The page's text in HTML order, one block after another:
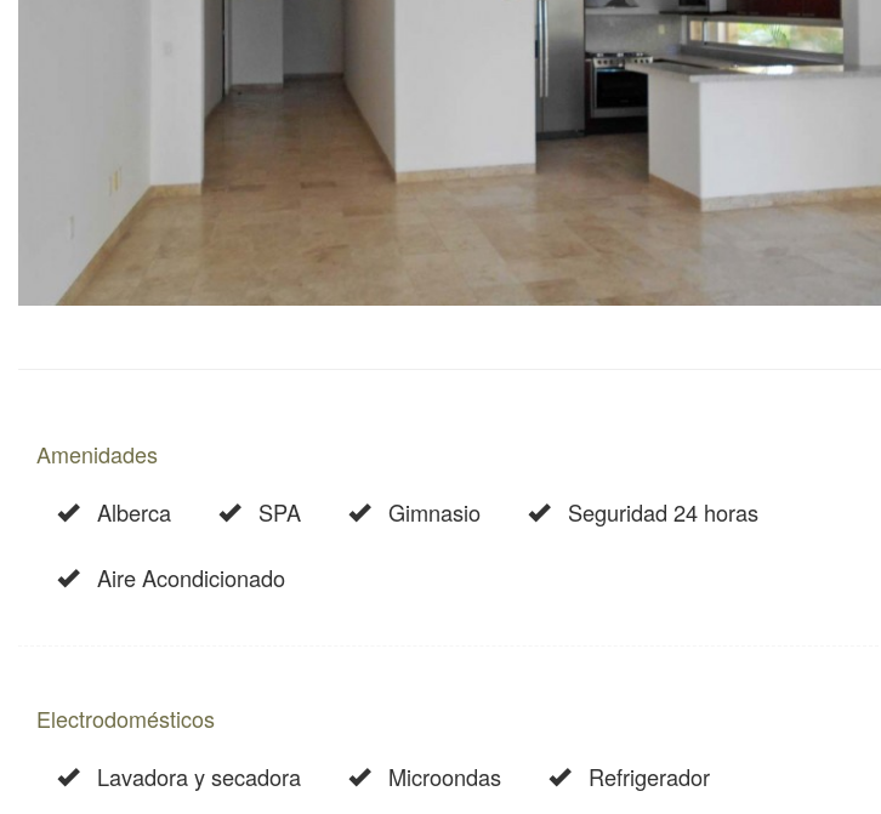
Amenidades
Alberca
SPA Gimnasio Seguridad 24 horas
Aire Acondicionado
Electrodomésticos
Lavadora y secadora
Microondas Refrigerador